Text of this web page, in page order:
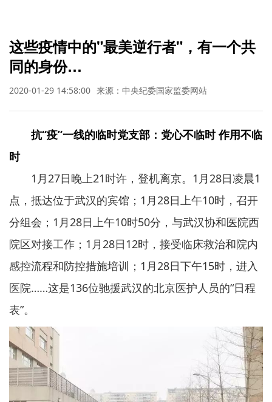
这些疫情中的"最美逆行者"，有一个共
同的身份…
2020-01-29 14:58:00 来源：中央纪委国家监委网站
抗“疫”一线的临时党支部：党心不临时 作用不临
时
1月27日晚上21时许，登机离京。1月28日凌晨1
点，抵达位于武汉的宾馆；1月28日上午10时，召开
分组会；1月28日上午10时50分，与武汉协和医院西
院区对接工作；1月28日12时，接受临床救治和院内
感控流程和防控措施培训；1月28日下午15时，进入
医院……这是136位驰援武汉的北京医护人员的“日程
表”。